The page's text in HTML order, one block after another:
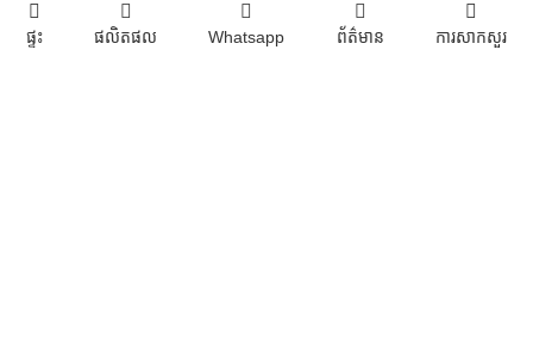
ផ្ទះ ផលិតផល Whatsapp ព័ត៌មាន ការសាកសួរ